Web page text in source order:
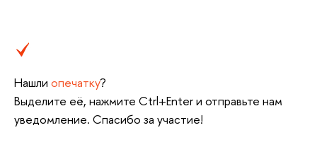
Нашли опечатку?
ыделите её, нажмите Ctrl+Enter и отправьте нам
уведомление. Спасибо за участие!